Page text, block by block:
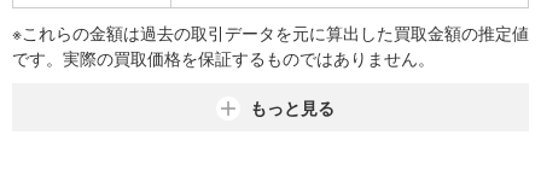
※これらの金額は過去の取引データを元に算出した買取金額の推定値
です。実際の買取価格を保証するものではありません。
もっと見る